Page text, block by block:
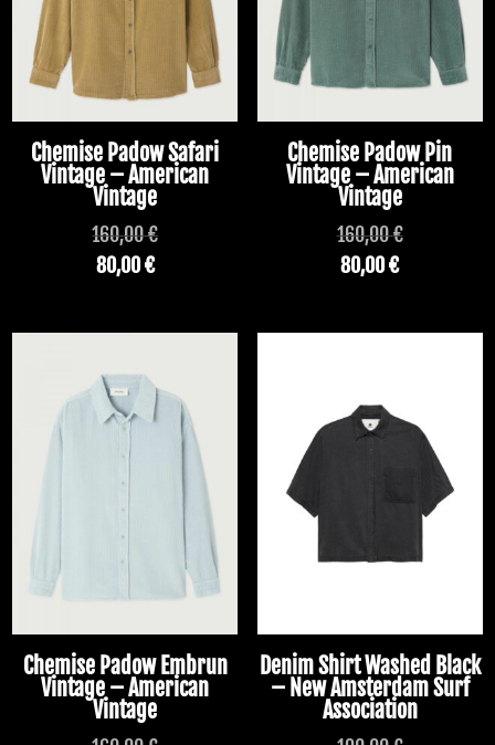
Chemise Padow Safari
Vintage – American
Vintage
160,00€
80,00€
Chemise Padow Pin
Vintage – American
Vintage
160,00€
80,00€
Chemise Padow Embrun
Vintage – American
Vintage
Denim Shirt Washed Black
– New Amsterdam Surf
Association